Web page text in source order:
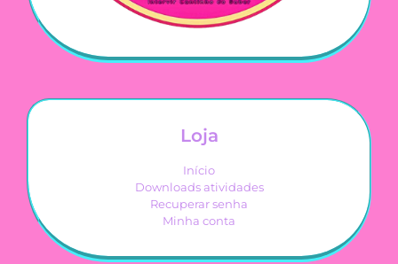
Loja
Início
Downloads atividades
Recuperar senha
Minha conta